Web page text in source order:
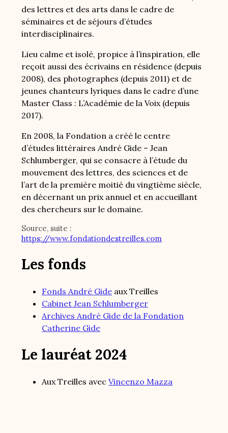
des lettres et des arts dans le cadre de
séminaires et de séjours d’études
interdisciplinaires.
Lieu calme et isolé, propice à l’inspiration, elle
reçoit aussi des écrivains en résidence (depuis
2008), des photographes (depuis 2011) et de
jeunes chanteurs lyriques dans le cadre d’une
Master Class : L’Académie de la Voix (depuis
2017).
En 2008, la Fondation a créé le centre
d’études littéraires André Gide – Jean
Schlumberger, qui se consacre à l’étude du
mouvement des lettres, des sciences et de
l’art de la première moitié du vingtième siècle,
en décernant un prix annuel et en accueillant
des chercheurs sur le domaine.
Source, suite :
https://www.fondationdestreilles.com
Les fonds
Fonds André Gide aux Treilles
Cabinet Jean Schlumberger
Archives André Gide de la Fondation
Catherine Gide
Le lauréat 2024
Aux Treilles avec Vincenzo Mazza